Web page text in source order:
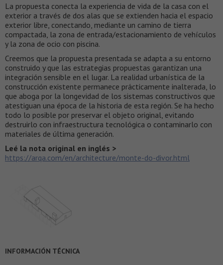
La propuesta conecta la experiencia de vida de la casa con el
exterior a través de dos alas que se extienden hacia el espacio
exterior libre, conectando, mediante un camino de tierra
compactada, la zona de entrada/estacionamiento de vehículos
y la zona de ocio con piscina.
Creemos que la propuesta presentada se adapta a su entorno
construido y que las estrategias propuestas garantizan una
integración sensible en el lugar. La realidad urbanística de la
construcción existente permanece prácticamente inalterada, lo
que aboga por la longevidad de los sistemas constructivos que
atestiguan una época de la historia de esta región. Se ha hecho
todo lo posible por preservar el objeto original, evitando
destruirlo con infraestructura tecnológica o contaminarlo con
materiales de última generación.
Leé la nota original en inglés >
https://arqa.com/en/architecture/monte-do-divor.html
INFORMACIÓN TÉCNICA